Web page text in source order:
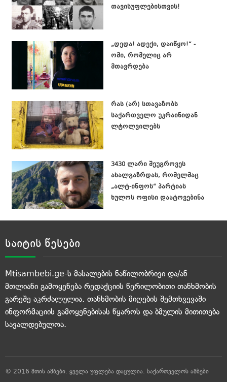
თავისუფლებისთვის!
„დედა! ადექი, დაიწყო!“ -
ომი, რომელიც არ
მთავრდება
რას (არ) სთავაზობს
საქართველო უკრაინიდან
ლტოლვილებს
3430 ლარი შეუგროვეს
ახალგაზრდას, რომელმაც
„ალტ-ინფოს“ პარტიას
ხულოს ოფისი დაატოვებინა
საიტის წესები
Mtisambebi.ge-ს მასალების ნაწილობრივი და/ან
მთლიანი გამოყენება რედაქციის წერილობითი თანხმობის
გარეშე აკრძალულია. თანხმობის მიღების შემთხვევაში
ინფორმაციის გამოყენებისას წყაროს და ბმულის მითითება
სავალდებულოა.
© 2016 მთის ამბები. ყველა უფლება დაცულია. საქართველოს ამბები